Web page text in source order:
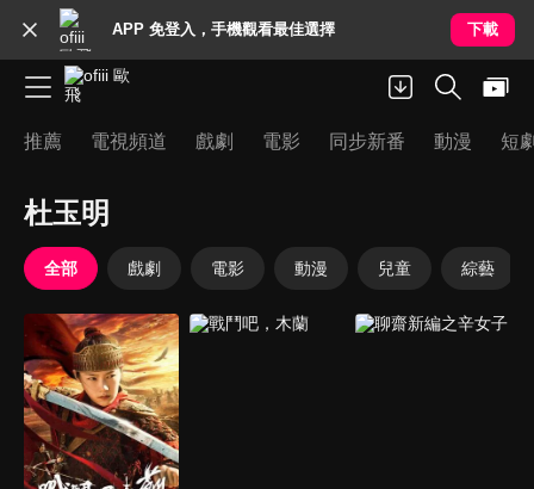
APP 免登入，手機觀看最佳選擇 下載
推薦 電視頻道 戲劇 電影 同步新番 動漫 短
杜玉明
全部 戲劇 電影 動漫 兒童 綜藝